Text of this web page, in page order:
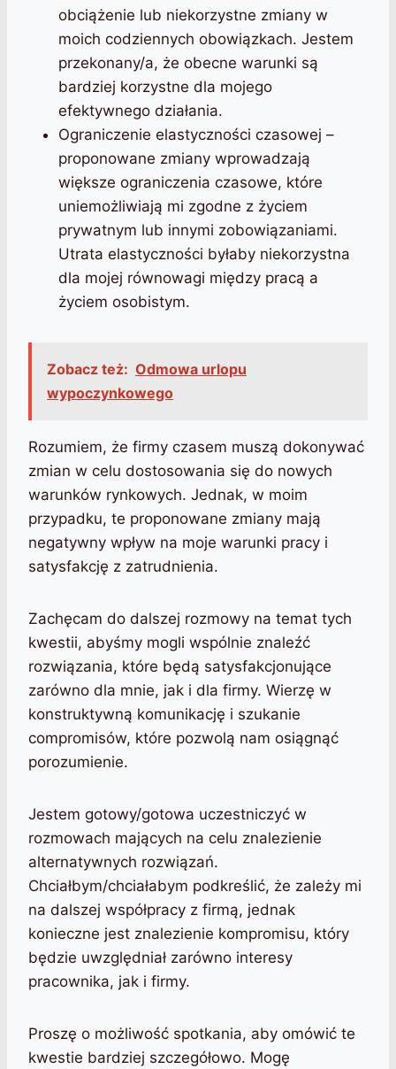
obciążenie lub niekorzystne zmiany w
moich codziennych obowiązkach. Jestem
przekonany/a, że obecne warunki są
bardziej korzystne dla mojego
efektywnego działania.
Ograniczenie elastyczności czasowej –
proponowane zmiany wprowadzają
większe ograniczenia czasowe, które
uniemożliwiają mi zgodne z życiem
prywatnym lub innymi zobowiązaniami.
Utrata elastyczności byłaby niekorzystna
dla mojej równowagi między pracą a
życiem osobistym.
Zobacz też: Odmowa urlopu
wypoczynkowego
Rozumiem, że firmy czasem muszą dokonywać
zmian w celu dostosowania się do nowych
warunków rynkowych. Jednak, w moim
przypadku, te proponowane zmiany mają
negatywny wpływ na moje warunki pracy i
satysfakcję z zatrudnienia.
Zachęcam do dalszej rozmowy na temat tych
kwestii, abyśmy mogli wspólnie znaleźć
rozwiązania, które będą satysfakcjonujące
zarówno dla mnie, jak i dla firmy. Wierzę w
konstruktywną komunikację i szukanie
compromisów, które pozwolą nam osiągnąć
porozumienie.
Jestem gotowy/gotowa uczestniczyć w
rozmowach mających na celu znalezienie
alternatywnych rozwiązań.
Chciałbym/chciałabym podkreślić, że zależy mi
na dalszej współpracy z firmą, jednak
konieczne jest znalezienie kompromisu, który
będzie uwzględniał zarówno interesy
pracownika, jak i firmy.
Proszę o możliwość spotkania, aby omówić te
kwestie bardziej szczegółowo. Mogę